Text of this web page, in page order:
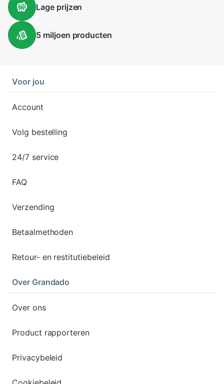
Lageprijzen
5 miljoen producten
Voor jou
Account
Volg bestelling
24/7 service
FAQ
Verzending
Betaalmethoden
Retour- en restitutiebeleid
Over Grandado
Over ons
Product rapporteren
Privacybeleid